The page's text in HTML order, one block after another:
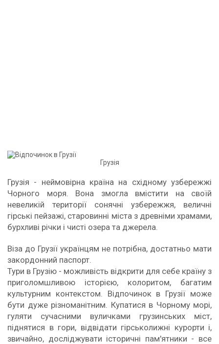
Грузія
Грузія - неймовірна країна на східному узбережжі
Чорного моря. Вона змогла вмістити на своїй
невеликій території сонячні узбережжя, величні
гірські пейзажі, старовинні міста з древніми храмами,
бурхливі річки і чисті озера та джерела.
Віза до Грузії українцям не потрібна, достатньо мати
закордонний паспорт.
Тури в Грузію - можливість відкрити для себе країну з
приголомшливою історією, колоритом, багатим
культурним контекстом. Відпочинок в Грузії може
бути дуже різноманітним. Купатися в Чорному морі,
гуляти сучасними вуличками грузинських міст,
піднятися в гори, відвідати гірськолижні курорти і,
звичайно, досліджувати історичні пам'ятники - все